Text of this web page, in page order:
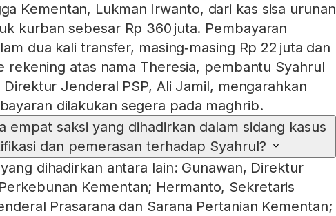
Kementan, Lukman Irwanto, dari kas sisa urunan
kurban sebesar Rp 360 juta. Pembayaran
dua kali transfer, masing‑masing Rp 22 juta dan
rekening atas nama Theresia, pembantu Syahrul
Direktur Jenderal PSP, Ali Jamil, mengarahkan
dilakukan segera pada maghrib.
empat saksi yang dihadirkan dalam sidang kasus
dan pemerasan terhadap Syahrul?
dihadirkan antara lain: Gunawan, Direktur
Kementan; Hermanto, Sekretaris
Prasarana dan Sarana Pertanian Kementan;